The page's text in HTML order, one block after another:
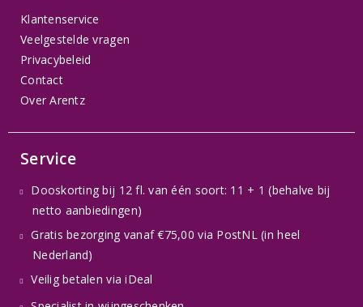
Klantenservice
Veelgestelde vragen
Privacybeleid
Contact
Over Arentz
Service
Dooskorting bij 12 fl. van één soort: 11 + 1 (behalve bij
netto aanbiedingen)
Gratis bezorging vanaf €75,00 via PostNL (in heel
Nederland)
Veilig betalen via iDeal